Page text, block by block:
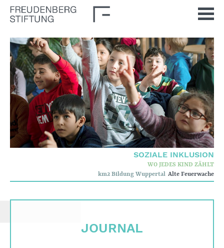
SOZIALE INKLUSION
WO JEDES KIND ZÄHLT
km2 Bildung Wuppertal Alte Feuerwache
JOURNAL
Startseite
Aktuelles
Journal
Impulse
Unsere Themen
Demokratische Kultur
Corporate Governance